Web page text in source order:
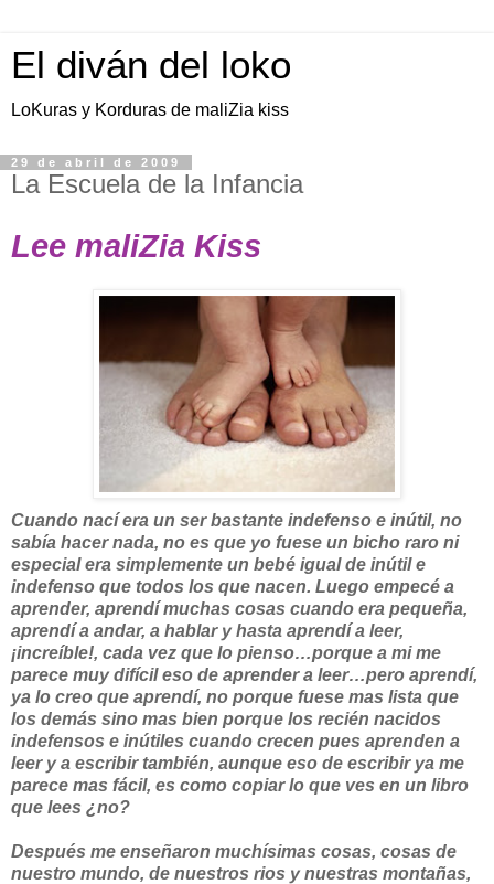
El diván del loko
LoKuras y Korduras de maliZia kiss
29 de abril de 2009
La Escuela de la Infancia
Lee maliZia Kiss
Cuando nací era un ser bastante indefenso e inútil, no
sabía hacer nada, no es que yo fuese un bicho raro ni
especial era simplemente un bebé igual de inútil e
indefenso que todos los que nacen. Luego empecé a
aprender, aprendí muchas cosas cuando era pequeña,
aprendí a andar, a hablar y hasta aprendí a leer,
¡increíble!, cada vez que lo pienso…porque a mi me
parece muy difícil eso de aprender a leer…pero aprendí,
ya lo creo que aprendí, no porque fuese mas lista que
los demás sino mas bien porque los recién nacidos
indefensos e inútiles cuando crecen pues aprenden a
leer y a escribir también, aunque eso de escribir ya me
parece mas fácil, es como copiar lo que ves en un libro
que lees ¿no?
Después me enseñaron muchísimas cosas, cosas de
nuestro mundo, de nuestros rios y nuestras montañas,